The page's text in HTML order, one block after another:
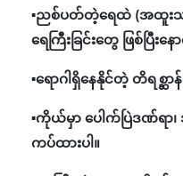
▪️ညစ်ပတ်တဲ့ရေထဲ (အထူးသဖြ
ရေကြီးခြင်းတွေ ဖြစ်ပြီးန
▪️ရောဂါရှိနေနိုင်တဲ့ တိရစ္ဆ
▪️ကိုယ်မှာ ပေါက်ပြဲဒဏ်ရာ
ကပ်ထားပါ။